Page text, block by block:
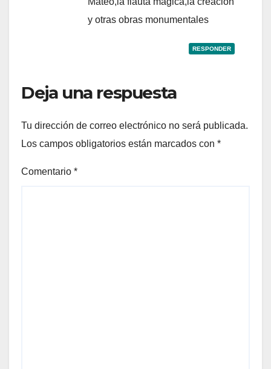
y otras obras monumentales
RESPONDER
Deja una respuesta
Tu dirección de correo electrónico no será publicada.
Los campos obligatorios están marcados con *
Comentario *